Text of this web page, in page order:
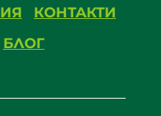
КОНТАКТИ
БЛОГ